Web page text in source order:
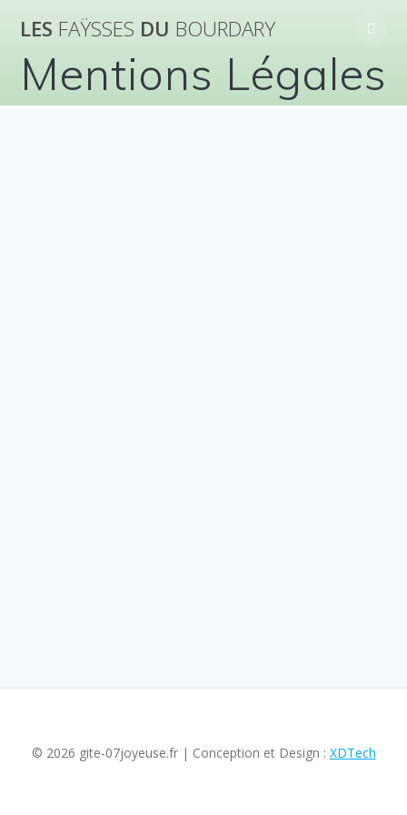
to
LES FAŸSSES DU BOURDARY
Mentions Légales
© 2026 gite-07joyeuse.fr | Conception et Design : XDTech